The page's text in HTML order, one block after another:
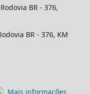
BR - 376,
BR - 376, KM